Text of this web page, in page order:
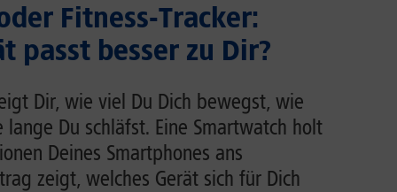
Fitness-Tracker:
passt besser zu Dir?
Dir, wie viel Du Dich bewegst, wie
Du schläfst. Eine Smartwatch holt
Deines Smartphones ans
zeigt, welches Gerät sich für Dich